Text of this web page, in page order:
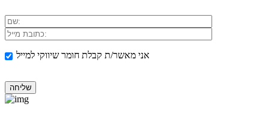
אני מאשר/ת קבלת חומר שיווקי למייל